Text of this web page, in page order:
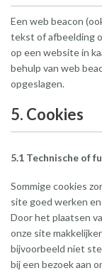
Een web beacon
tekst of afbeelding
op een website in
behulp van web
opgeslagen.
5. Cookies
5.1 Technische of
Sommige cookies
site goed werken
Door het plaatsen
onze site
bijvoorbeeld niet
bij een bezoek aan